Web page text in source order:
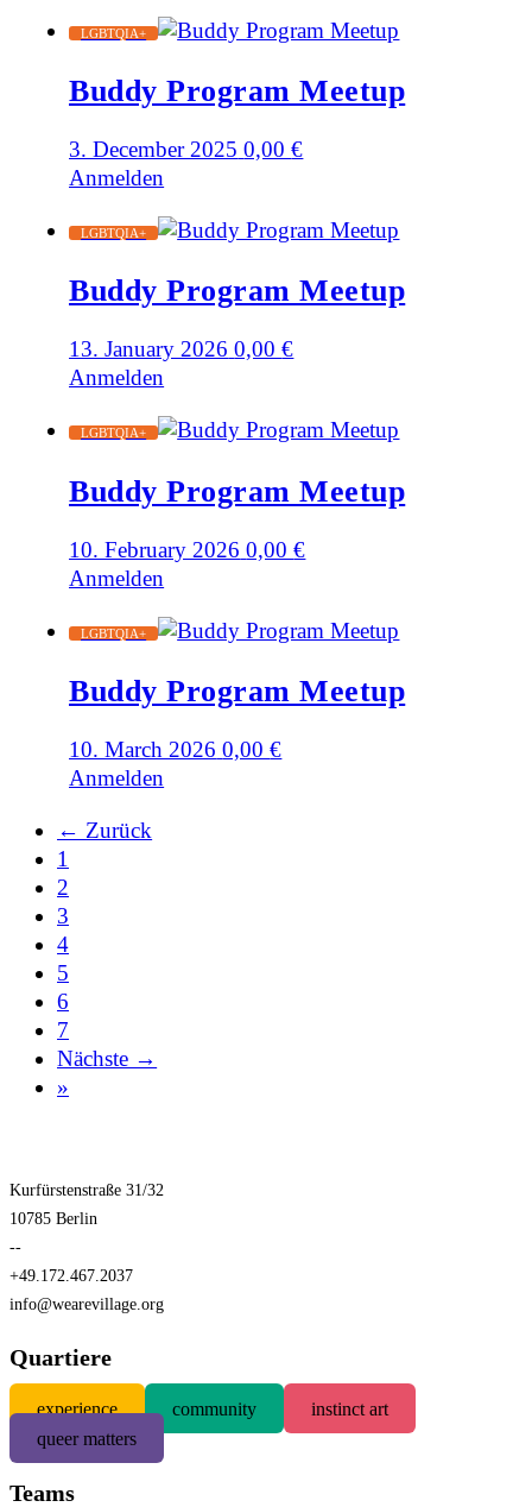
LGBTQIA+
Buddy Program Meetup
3. December 2025 0,00€
Anmelden
LGBTQIA+
Buddy Program Meetup
13. January 2026 0,00€
Anmelden
LGBTQIA+
Buddy Program Meetup
10. February 2026 0,00€
Anmelden
LGBTQIA+
Buddy Program Meetup
10. March 2026 0,00€
Anmelden
← Zurück
1
2
3
4
5
6
7
Nächste →
»
Kurfürstenstraße 31/32
10785 Berlin
--
+49.172.467.2037
info@wearevillage.org
Quartiere
experience community
instinct art
queer matters
Teams